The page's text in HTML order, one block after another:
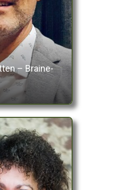
– Braine-